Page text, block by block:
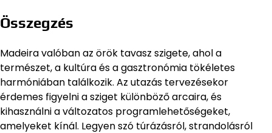
Összegzés
Madeira valóban az örök tavasz szigete, ahol a
természet, a kultúra és a gasztronómia tökéletes
harmóniában találkozik. Az utazás tervezésekor
érdemes figyelni a sziget különböző arcaira, és
kihasználni a változatos programlehetőségeket,
amelyeket kínál. Legyen szó túrázásról, strandolásról